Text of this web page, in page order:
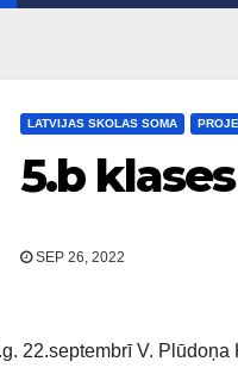
LATVIJAS SKOLAS SOMA
5.b
SEP 26, 2022
22.septembrī V.